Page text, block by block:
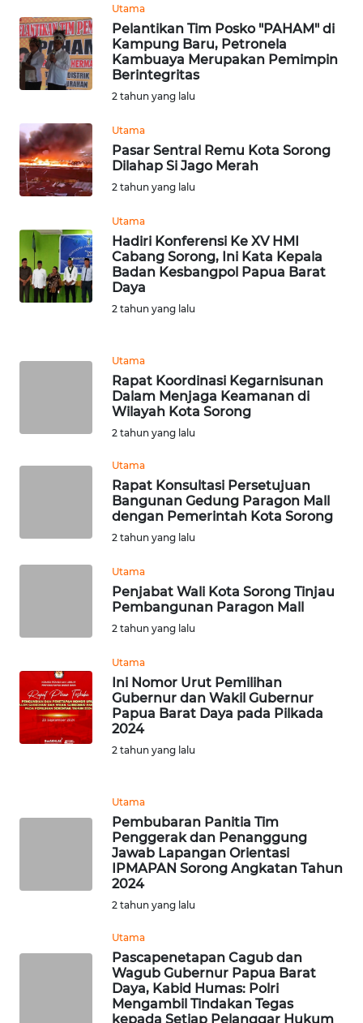
Utama
Pelantikan Tim Posko "PAHAM" di
Kampung Baru, Petronela
Kambuaya Merupakan Pemimpin
Berintegritas
2 tahun yang lalu
Utama
Pasar Sentral Remu Kota Sorong
Dilahap Si Jago Merah
2 tahun yang lalu
Utama
Hadiri Konferensi Ke XV HMI
Cabang Sorong, Ini Kata Kepala
Badan Kesbangpol Papua Barat
Daya
2 tahun yang lalu
Utama
Rapat Koordinasi Kegarnisunan
Dalam Menjaga Keamanan di
Wilayah Kota Sorong
2 tahun yang lalu
Utama
Rapat Konsultasi Persetujuan
Bangunan Gedung Paragon Mall
dengan Pemerintah Kota Sorong
2 tahun yang lalu
Utama
Penjabat Wali Kota Sorong Tinjau
Pembangunan Paragon Mall
2 tahun yang lalu
Utama
Ini Nomor Urut Pemilihan
Gubernur dan Wakil Gubernur
Papua Barat Daya pada Pilkada
2024
2 tahun yang lalu
Utama
Pembubaran Panitia Tim
Penggerak dan Penanggung
Jawab Lapangan Orientasi
IPMAPAN Sorong Angkatan Tahun
2024
2 tahun yang lalu
Utama
Pascapenetapan Cagub dan
Wagub Gubernur Papua Barat
Daya, Kabid Humas: Polri
Mengambil Tindakan Tegas
kepada Setiap Pelanggar Hukum
WN
TEBING
TINGGI
WN
PAKPAK
WN
WN
BEKASI
WN
UTARA
WN
WN
CIANJUR